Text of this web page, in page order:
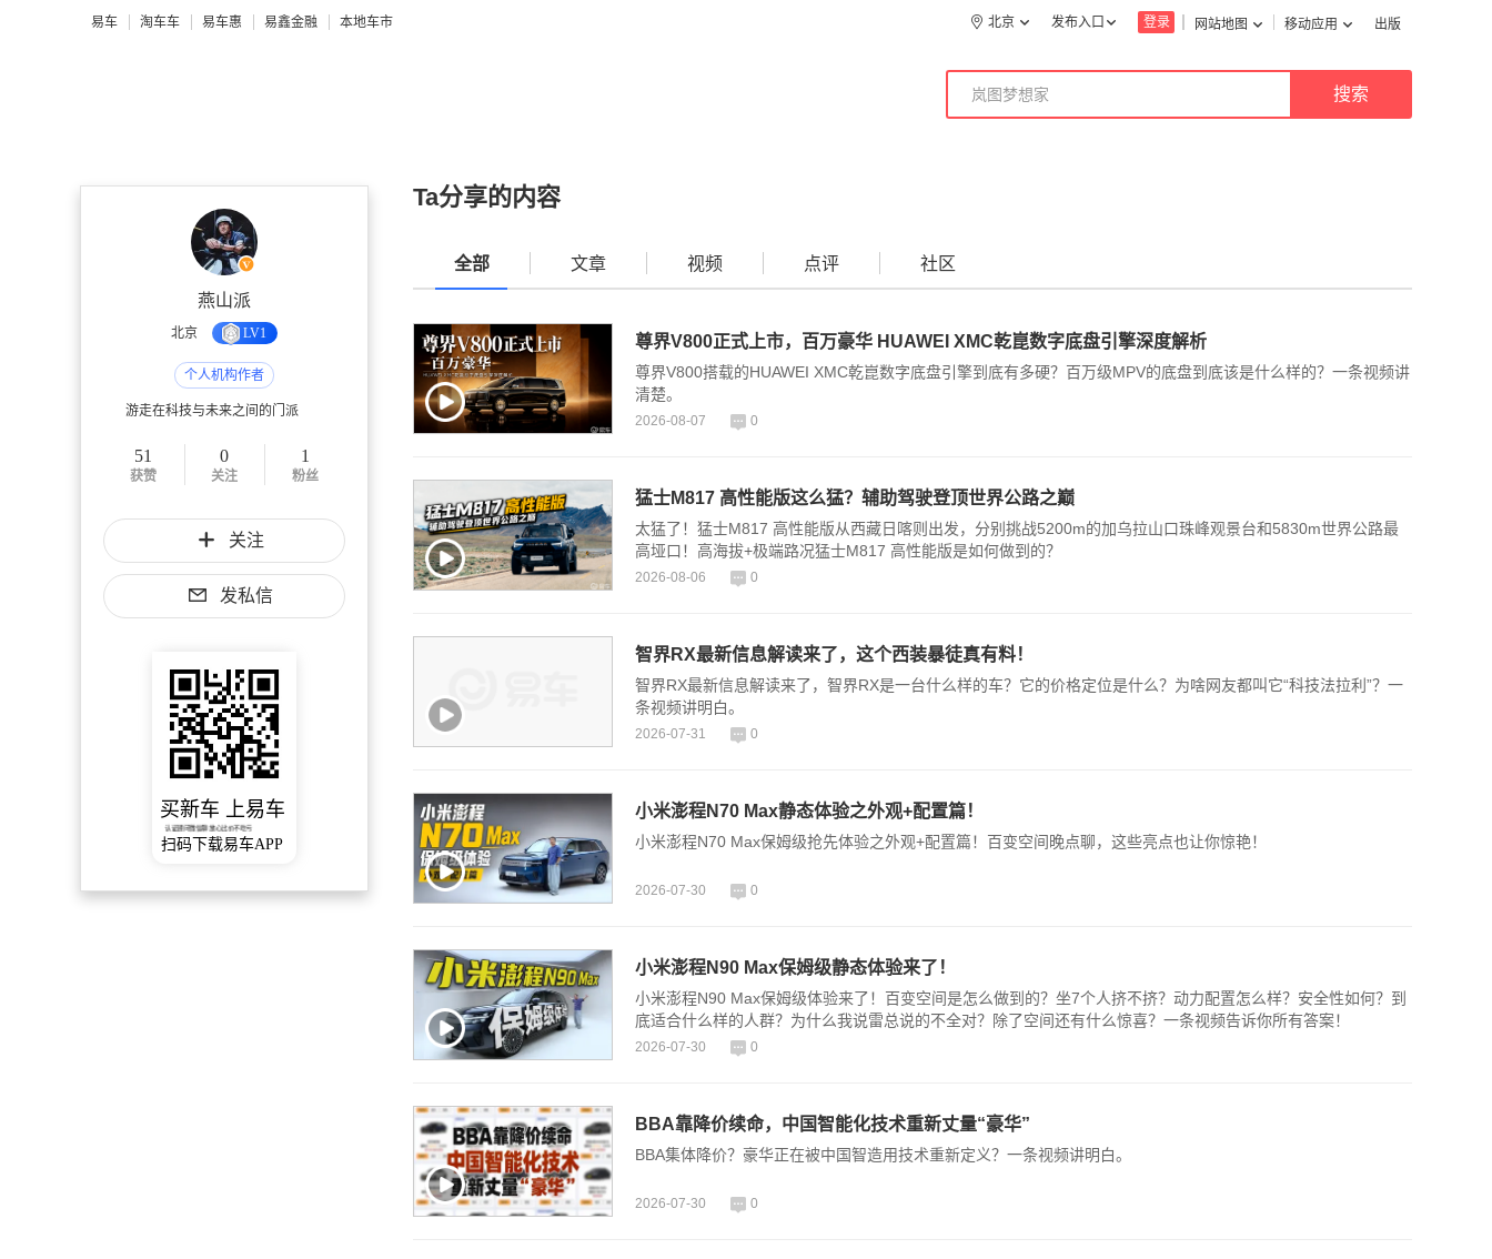
易车 淘车车 易车惠 易鑫金融 本地车市 网站地图 移动应用 出版
登录
发布入口
北京
燕山派
北京 LV1
个人机构作者
游走在科技与未来之间的门派
51
获赞
0
关注
1
粉丝
关注
发私信
买新车 上易车
认证顾问微信聊 放心比价不吃亏
扫码下载易车APP
Ta分享的内容
全部 文章 视频 点评 社区
尊界V800正式上市，百万豪华 HUAWEI XMC乾崑数字底盘引擎深度解析
尊界V800搭载的HUAWEI XMC乾崑数字底盘引擎到底有多硬？百万级MPV的底盘到底该是什么样的？一条视频讲
清楚。
2026-08-07 0
猛士M817 高性能版这么猛？辅助驾驶登顶世界公路之巅
太猛了！猛士M817 高性能版从西藏日喀则出发，分别挑战5200m的加乌拉山口珠峰观景台和5830m世界公路最
高垭口！高海拔+极端路况猛士M817 高性能版是如何做到的？
2026-08-06 0
智界RX最新信息解读来了，这个西装暴徒真有料！
智界RX最新信息解读来了，智界RX是一台什么样的车？它的价格定位是什么？为啥网友都叫它“科技法拉利”？一
条视频讲明白。
2026-07-31 0
小米澎程N70 Max静态体验之外观+配置篇！
小米澎程N70 Max保姆级抢先体验之外观+配置篇！百变空间晚点聊，这些亮点也让你惊艳！
2026-07-30 0
小米澎程N90 Max保姆级静态体验来了！
小米澎程N90 Max保姆级体验来了！百变空间是怎么做到的？坐7个人挤不挤？动力配置怎么样？安全性如何？到
底适合什么样的人群？为什么我说雷总说的不全对？除了空间还有什么惊喜？一条视频告诉你所有答案！
2026-07-30 0
BBA靠降价续命，中国智能化技术重新丈量“豪华”
BBA集体降价？豪华正在被中国智造用技术重新定义？一条视频讲明白。
2026-07-30 0